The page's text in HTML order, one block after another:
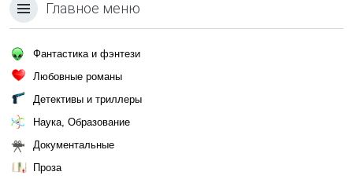
Главное меню
Фантастика и фэнтези
Любовные романы
Детективы и триллеры
Наука, Образование
Документальные
Проза